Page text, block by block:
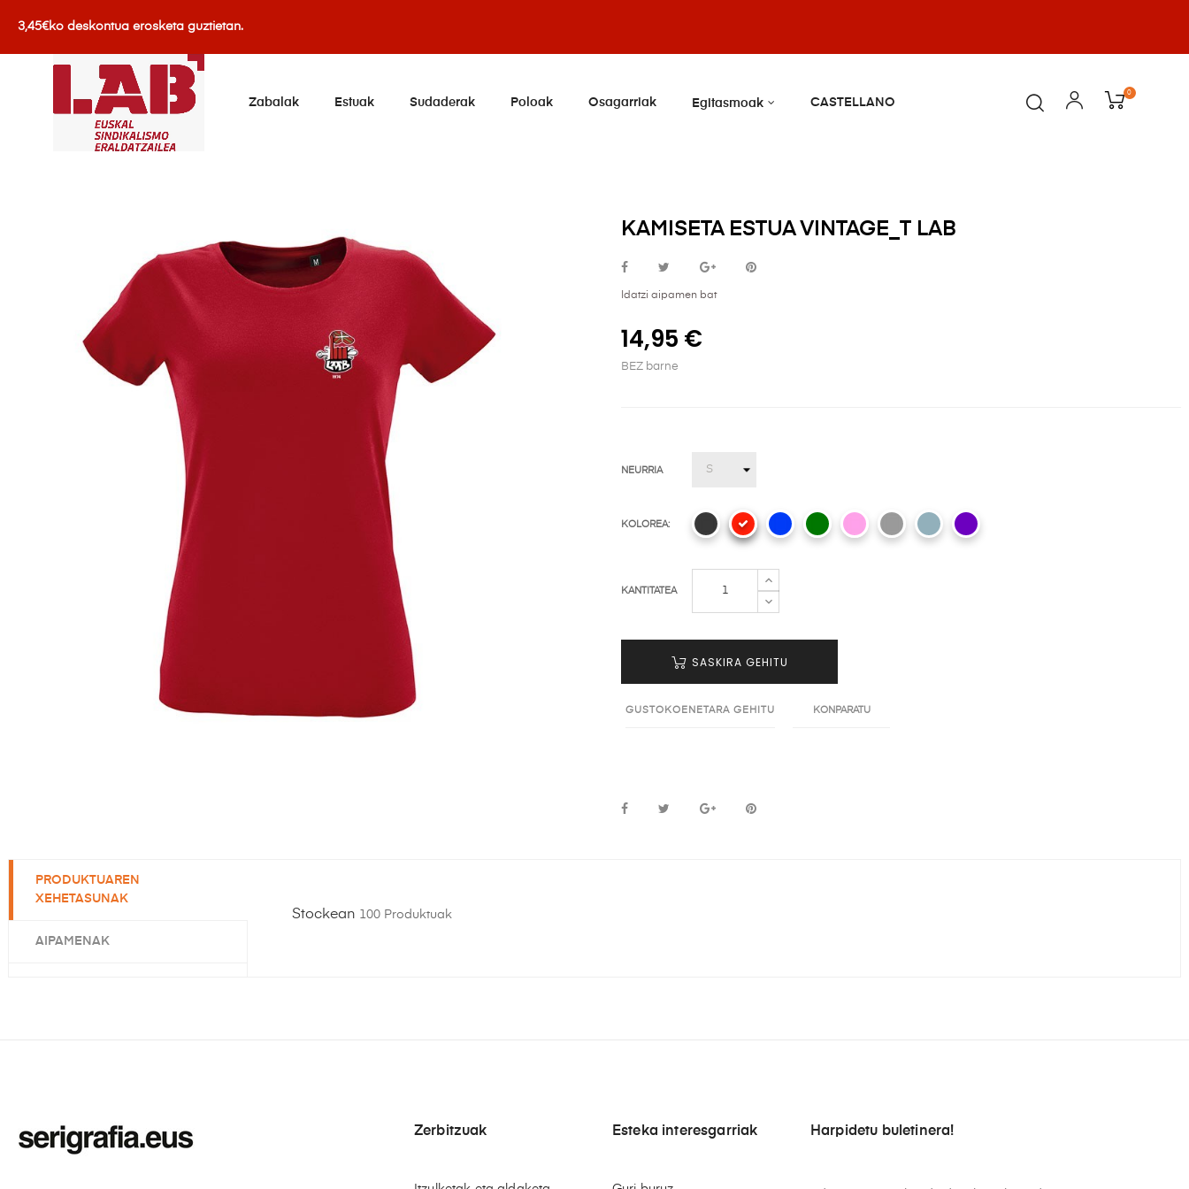
3,45€ko deskontua erosketa guztietan.
Zabalak Estuak Sudaderak Poloak Osagarriak Egitasmoak CASTELLANO
0
KAMISETA ESTUA VINTAGE_T LAB
Idatzi aipamen bat
14,95 €
BEZ barne
NEURRIA
KOLOREA:
KANTITATEA
SASKIRA GEHITU
GUSTOKOENETARA GEHITU KONPARATU
PRODUKTUAREN
XEHETASUNAK
AIPAMENAK
Stockean 100 Produktuak
Zerbitzuak Esteka interesgarriak Harpidetu buletinera!